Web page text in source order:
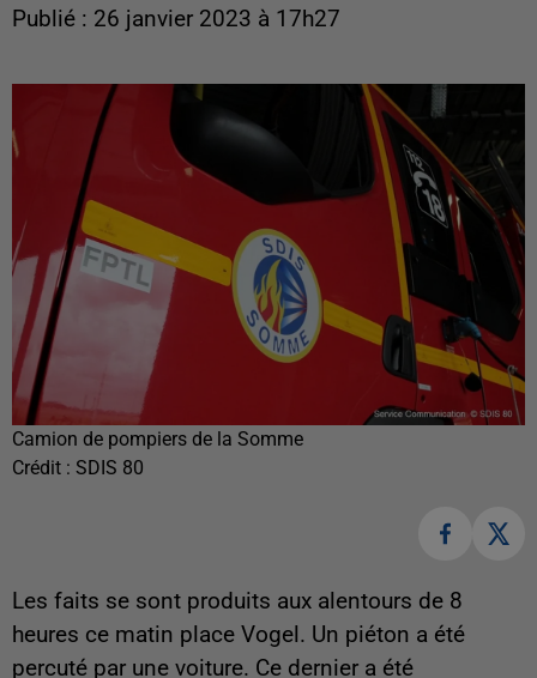
Publié : 26 janvier 2023 à 17h27
Camion de pompiers de la Somme
Crédit : SDIS 80
Les faits se sont produits aux alentours de 8
heures ce matin place Vogel. Un piéton a été
percuté par une voiture. Ce dernier a été